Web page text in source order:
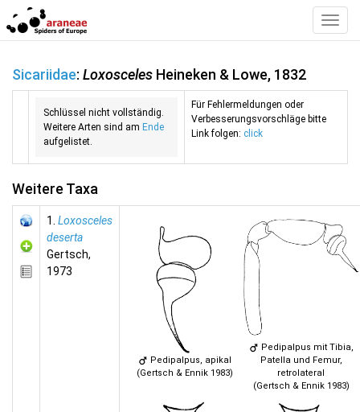
Sicariidae: Loxosceles Heineken & Lowe, 1832
Schlüssel nicht vollständig.
Weitere Arten sind am Ende
aufgelistet.
Für Fehlermeldungen oder
Verbesserungsvorschläge bitte
Link folgen: click
Weitere Taxa
1. Loxosceles
deserta
Gertsch,
1973
Pedipalpus, apikal
(Gertsch & Ennik 1983)
Pedipalpus mit Tibia,
Patella und Femur,
retrolateral
(Gertsch & Ennik 1983)